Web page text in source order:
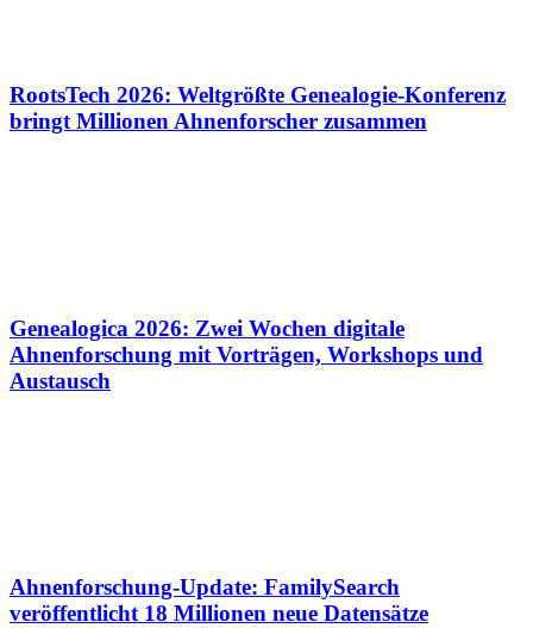
RootsTech 2026: Weltgrößte Genealogie-Konferenz
bringt Millionen Ahnenforscher zusammen
Genealogica 2026: Zwei Wochen digitale
Ahnenforschung mit Vorträgen, Workshops und
Austausch
Ahnenforschung-Update: FamilySearch
veröffentlicht 18 Millionen neue Datensätze